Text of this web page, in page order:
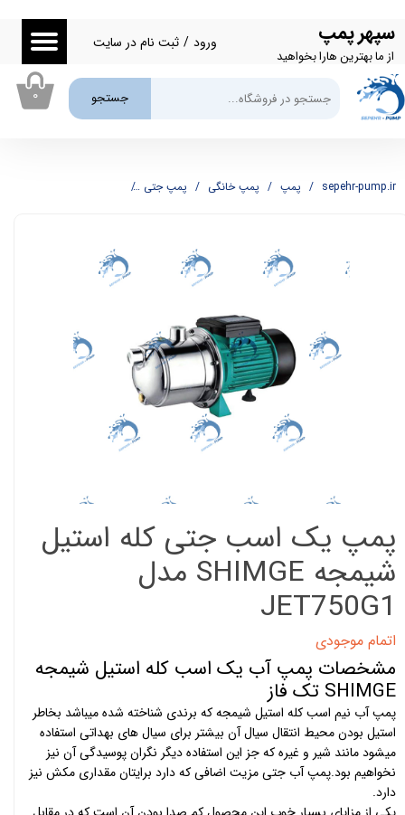
سپهر پمپ
از ما بهترین هارا بخواهید
جستجو
ورود / ثبت نام در سایت
حساب کاربری من
تغییر گذر واژه
سفارشات
۰
sepehr-pump.ir پمپ پمپ خانگی پمپ جتی
پمپ یک اسب جتی کله استیل
شیمجه SHIMGE مدل
JET750G1
اتمام موجودی
مشخصات پمپ آب یک اسب کله استیل شیمجه
SHIMGE تک فاز
پمپ آب نیم اسب کله استیل شیمجه که برندی شناخته شده میباشد بخاطر
استیل بودن محیط انتقال سیال آن بیشتر برای سیال های بهداتی استفاده
میشود مانند شیر و غیره که جز این استفاده دیگر نگران پوسیدگی آن نیز
نخواهیم بود.پمپ آب جتی مزیت اضافی که دارد برایتان مقداری مکش نیز
دارد.